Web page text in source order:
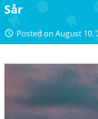
Sår
access_time Posted onAugust 10,